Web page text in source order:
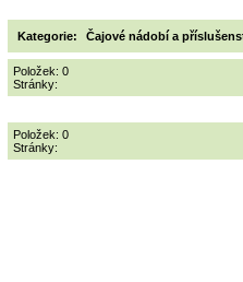
Kategorie: Čajové nádobí a
Položek: 0
Stránky:
Položek: 0
Stránky: